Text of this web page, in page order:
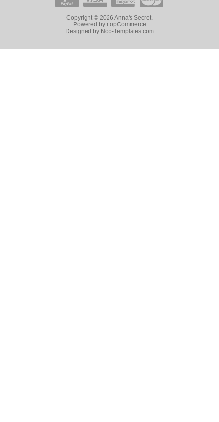
Copyright © 2026 Anna's Secret.
Powered by nopCommerce
Designed by Nop-Templates.com